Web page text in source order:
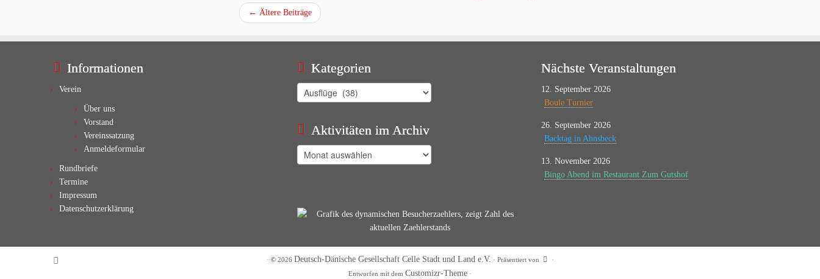
← Ältere Beiträge
Informationen
Verein
Über uns
Vorstand
Vereinssatzung
Anmeldeformular
Rundbriefe
Termine
Impressum
Datenschutzerklärung
Kategorien
Kategorien
Aktivitäten im Archiv
Aktivitäten
im
Nächste Veranstaltungen
12. September 2026
Boule Turnier
26. September 2026
Backtag in Ahnsbeck
13. November 2026
Bingo Abend im Restaurant Zum Gutshof
· © 2026 Deutsch-Dänische Gesellschaft Celle Stadt und Land e.V. · Präsentiert von
·
Entworfen mit dem Customizr-Theme ·